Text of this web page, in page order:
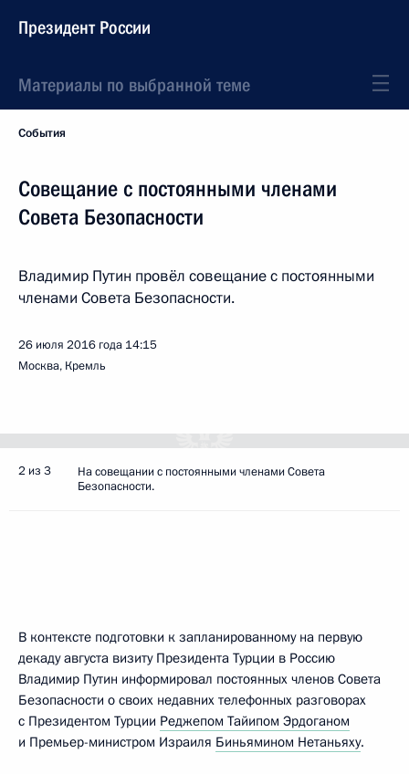
Президент России
Материалы по выбранной теме
События
Совещание с постоянными членами
Совета Безопасности
Владимир Путин провёл совещание с постоянными
членами Совета Безопасности.
26 июля 2016 года 14:15
Москва, Кремль
2 из 3
На совещании с постоянными членами Совета
Безопасности.
В контексте подготовки к запланированному на первую
декаду августа визиту Президента Турции в Россию
Владимир Путин информировал постоянных членов Совета
Безопасности о своих недавних телефонных разговорах
с Президентом Турции Реджепом Тайипом Эрдоганом
и Премьер-министром Израиля Биньямином Нетаньяху.